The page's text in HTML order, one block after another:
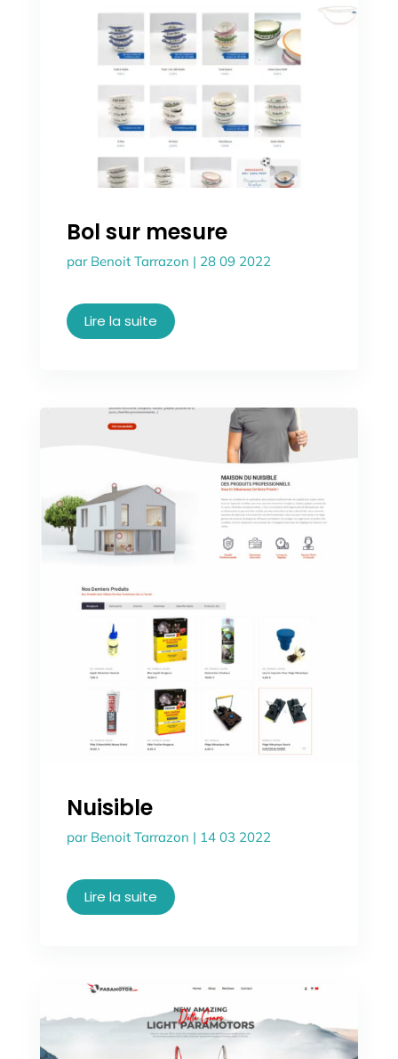
Bol sur mesure
par Benoit Tarrazon | 28 09 2022
Lire la suite
Nuisible
par Benoit Tarrazon | 14 03 2022
Lire la suite